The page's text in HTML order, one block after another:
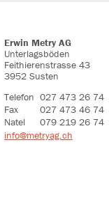
Erwin Metry AG
Unterlagsböden
Feithierenstrasse 43
3952 Susten
Telefon 027 473 26 74
Fax
027 473 46 74
Natel
079 219 26 74
info@metryag.ch